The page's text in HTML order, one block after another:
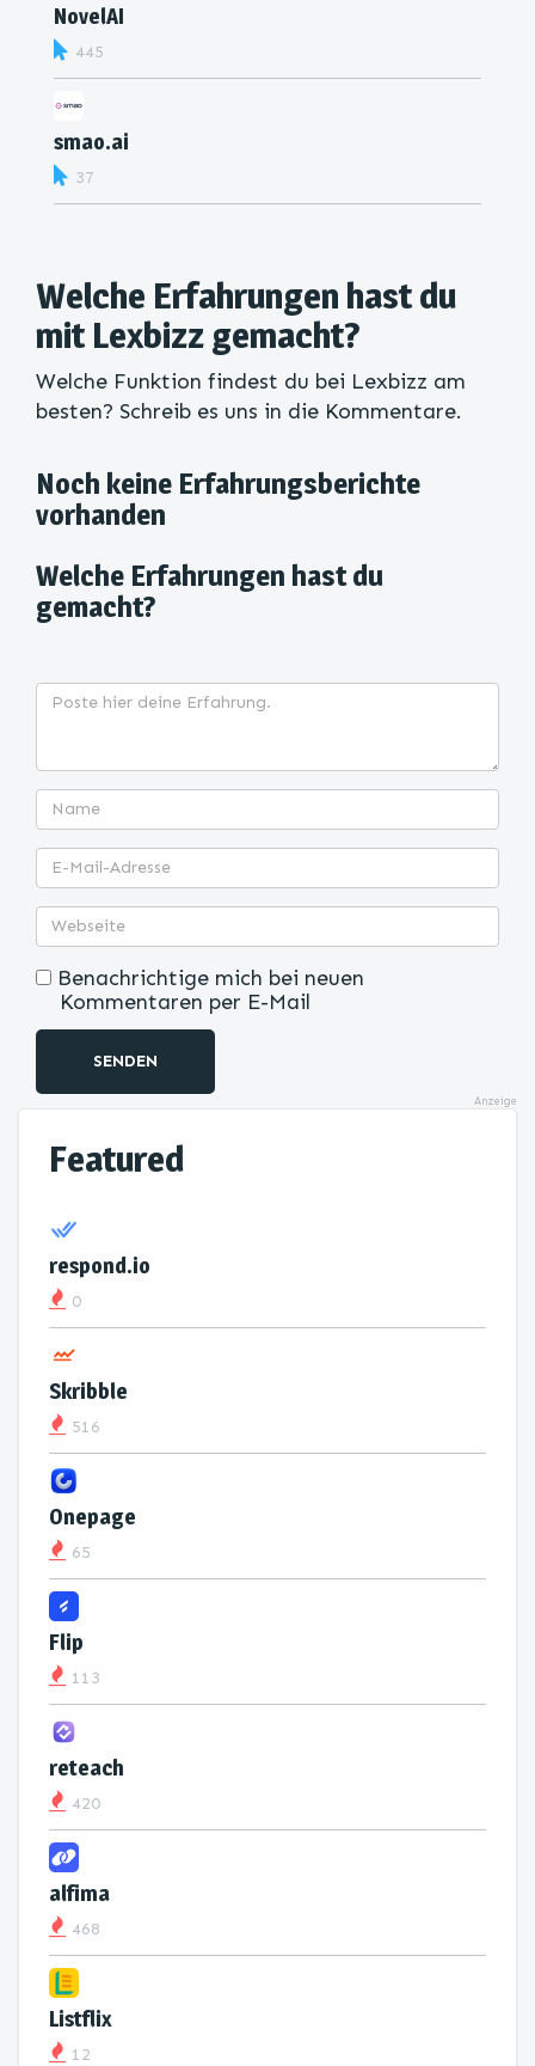
NovelAI
445
smao.ai
37
Welche Erfahrungen hast du
mit Lexbizz gemacht?
Welche Funktion findest du bei Lexbizz am
besten? Schreib es uns in die Kommentare.
Noch keine Erfahrungsberichte
vorhanden
Welche Erfahrungen hast du
gemacht?
Benachrichtige mich bei neuen
Kommentaren per E-Mail
SENDEN
Anzeige
Featured
respond.io
0
Skribble
516
Onepage
65
Flip
113
reteach
420
alfima
468
Listflix
12